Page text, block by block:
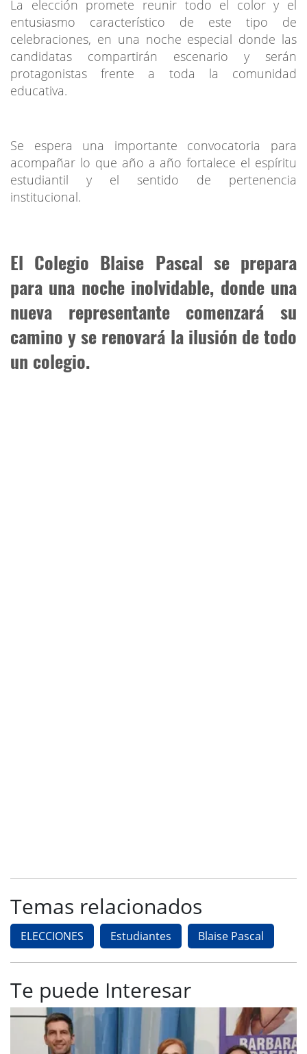
La elección promete reunir todo el color y el
entusiasmo característico de este tipo de
celebraciones, en una noche especial donde las
candidatas compartirán escenario y serán
protagonistas frente a toda la comunidad
educativa.
Se espera una importante convocatoria para
acompañar lo que año a año fortalece el espíritu
estudiantil y el sentido de pertenencia
institucional.
El Colegio Blaise Pascal se prepara
para una noche inolvidable, donde una
nueva representante comenzará su
camino y se renovará la ilusión de todo
un colegio.
Temas relacionados
ELECCIONES Estudiantes Blaise Pascal
Te puede Interesar